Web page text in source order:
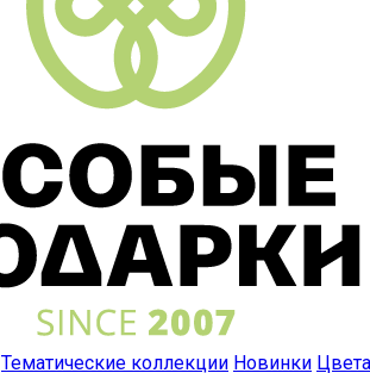
Тематические коллекции Новинки Цвета